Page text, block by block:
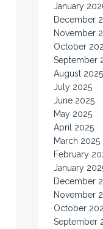
January
December
November
October
September
August 2025
July 2025
June 2025
May 2025
April 2025
March 2025
February
January
December
November
October
September